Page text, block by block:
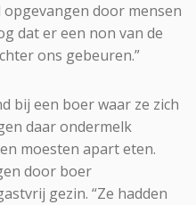
opgevangen door mensen
dat er een non van de
ons gebeuren.”
bij een boer waar ze zich
daar ondermelk
moesten apart eten.
door boer
gezin. “Ze hadden